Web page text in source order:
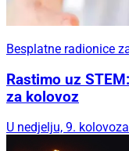
Besplatne radionice
Rastimo uz
za kolovoz
U nedjelju, 9. kolovoza